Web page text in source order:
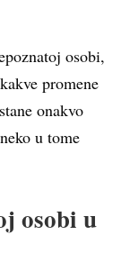
osobi,
promene
onakvo
u tome
osobi u